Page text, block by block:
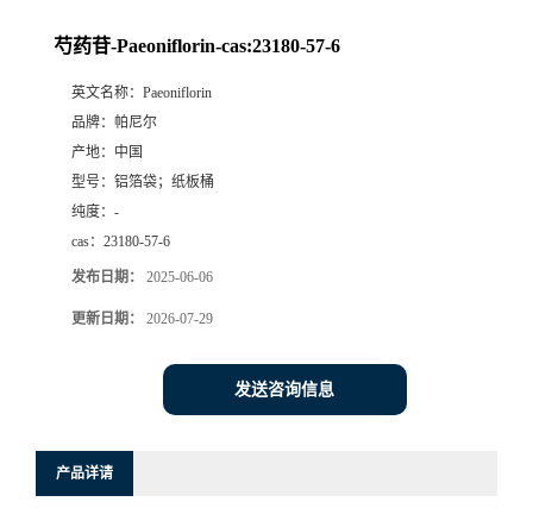
厅芍药苷-Paeoniflorin-cas:23180-57-6
英文名称： Paeoniflorin
品牌： 帕尼尔
产地： 中国
型号： 铝箔袋；纸板桶
纯度： -
cas： 23180-57-6
发布日期： 2025-06-06
更新日期： 2026-07-29
发送咨询信息
产品详请